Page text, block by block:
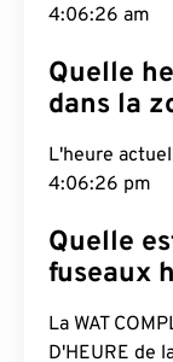
4:06:27 am
Quelle
dans la
L'heure
4:06:27 pm
Quelle
fuseaux
La WAT
D'HEURE de